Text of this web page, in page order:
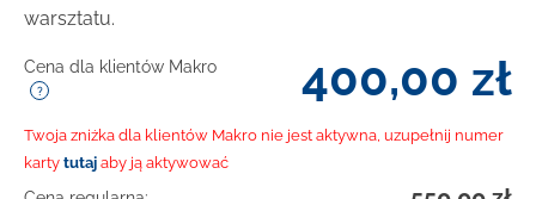
warsztatu.
Cena dla klientów Makro 400,00 zł
Twoja zniżka dla klientów Makro nie jest aktywna, uzupełnij numer
karty tutaj aby ją aktywować